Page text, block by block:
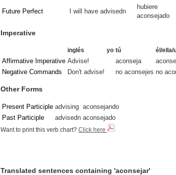
Future Perfect I will have advisedn
hubiere
aconsejado
Imperative
inglés yo tú él/ella/
Affirmative Imperative Advise! aconseja
Negative Commands
Don't advise! no aconsejes no
Other Forms
Present Participle advising aconsejando
Past Participle
advisedn aconsejado
Want to print this verb chart? Click here
Translated sentences containing 'aconsejar'